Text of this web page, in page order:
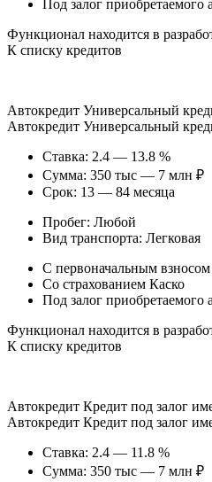
Под залог приобретаемого
Функционал находится в
К списку кредитов
Автокредит Универсальный
Автокредит Универсальный
Ставка: 2.4 — 13.8 %
Сумма: 350 тыс — 7 млн ₽
Срок: 13 — 84 месяца
Пробег: Любой
Вид транспорта: Легковая
С первоначальным взносом
Со страхованием Каско
Под залог приобретаемого
Функционал находится в
К списку кредитов
Автокредит Кредит под залог
Автокредит Кредит под залог
Ставка: 2.4 — 11.8 %
Сумма: 350 тыс — 7 млн ₽